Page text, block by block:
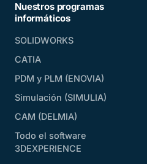
Nuestros programas
informáticos
SOLIDWORKS
CATIA
PDM y PLM (ENOVIA)
Simulación (SIMULIA)
CAM (DELMIA)
Todo el software
3DEXPERIENCE